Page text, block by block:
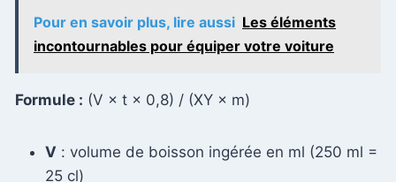
Pour en savoir plus, lire aussi Les éléments
incontournables pour équiper votre voiture
Formule : (V × t × 0,8) / (XY × m)
V : volume de boisson ingérée en ml (250 ml =
25 cl)